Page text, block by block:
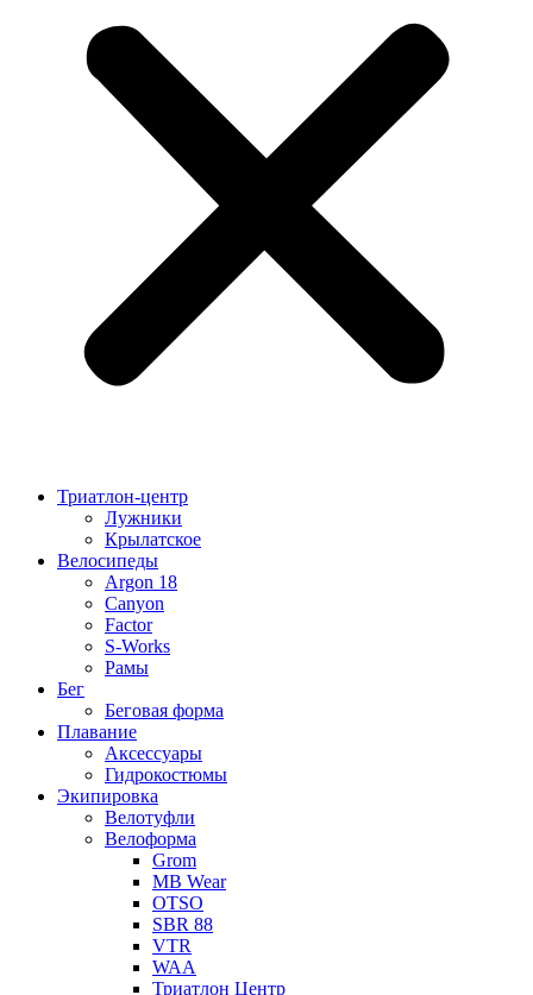
Триатлон-центр
Лужники
Крылатское
Велосипеды
Argon 18
Canyon
Factor
S-Works
Рамы
Бег
Беговая форма
Плавание
Аксессуары
Гидрокостюмы
Экипировка
Велотуфли
Велоформа
Grom
MB Wear
OTSO
SBR 88
VTR
WAA
Триатлон Центр